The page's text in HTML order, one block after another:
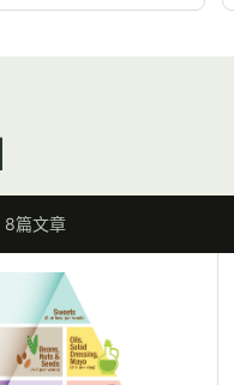
8篇文章